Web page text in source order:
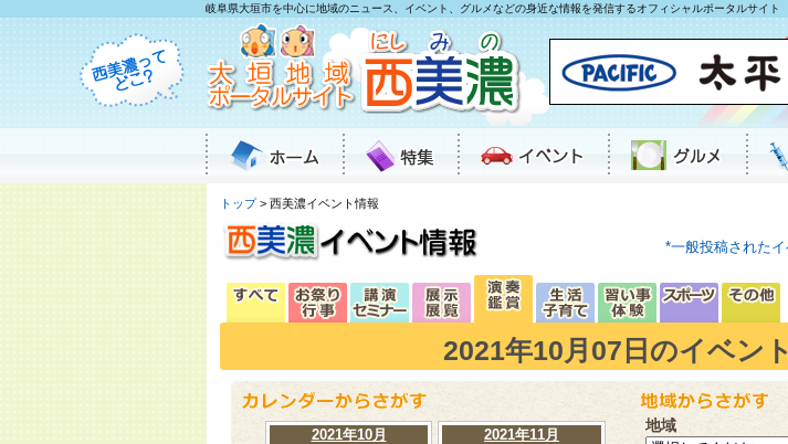
岐阜県大垣市を中心に地域のニュース、イベント、グルメなどの身近な情報を発信するオフィシャルポータルサイト
トップ> 西美濃イベント情報
*一般投稿された
2021年10月07日のイベン
2021年10月
2021年11月
地域